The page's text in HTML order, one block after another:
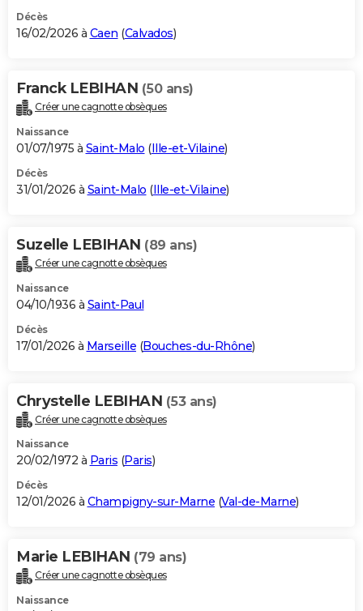
S'inscrire
Se connecter
Lycées
Collèges
Primaires
Universités
Entreprises
Service militaire
Avis de recherche
AVIS DE DÉCÈS
Bricolage
Lifestyle
Culture
Sport
Auto
Television
Voyage
Cinema
Décès
16/02/2026 à Caen (Calvados)
Franck LEBIHAN (50 ans)
Créer une cagnotte obsèques
Naissance
01/07/1975 à Saint-Malo (Ille-et-Vilaine)
Décès
31/01/2026 à Saint-Malo (Ille-et-Vilaine)
Suzelle LEBIHAN (89 ans)
Créer une cagnotte obsèques
Naissance
04/10/1936 à Saint-Paul
Décès
17/01/2026 à Marseille (Bouches-du-Rhône)
Chrystelle LEBIHAN (53 ans)
Créer une cagnotte obsèques
Naissance
20/02/1972 à Paris (Paris)
Décès
12/01/2026 à Champigny-sur-Marne (Val-de-Marne)
Marie LEBIHAN (79 ans)
Créer une cagnotte obsèques
Naissance